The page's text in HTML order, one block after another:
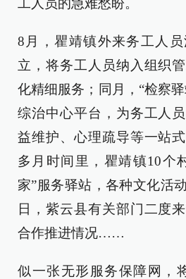
工人员的急难愁盼。
8月，瞿靖镇外来务工人
立，将务工人员纳入组织
化精细服务；同月，“检察
综治中心平台，为务工人
益维护、心理疏导等一站
多月时间里，瞿靖镇10个
家”服务驿站，各种文化活
日，紫云县有关部门二度
合作推进情况……
似一张无形服务保障网，